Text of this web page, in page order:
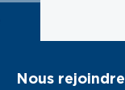
Nous rejoindre